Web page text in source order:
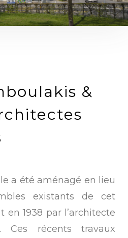
&
a été aménagé en lieu
existants de cet
1938 par l’architecte
Ces récents travaux